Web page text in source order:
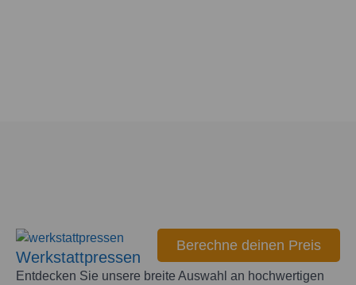
Berechne deinen Preis
Werkstattpressen
Entdecken Sie unsere breite Auswahl an hochwertigen